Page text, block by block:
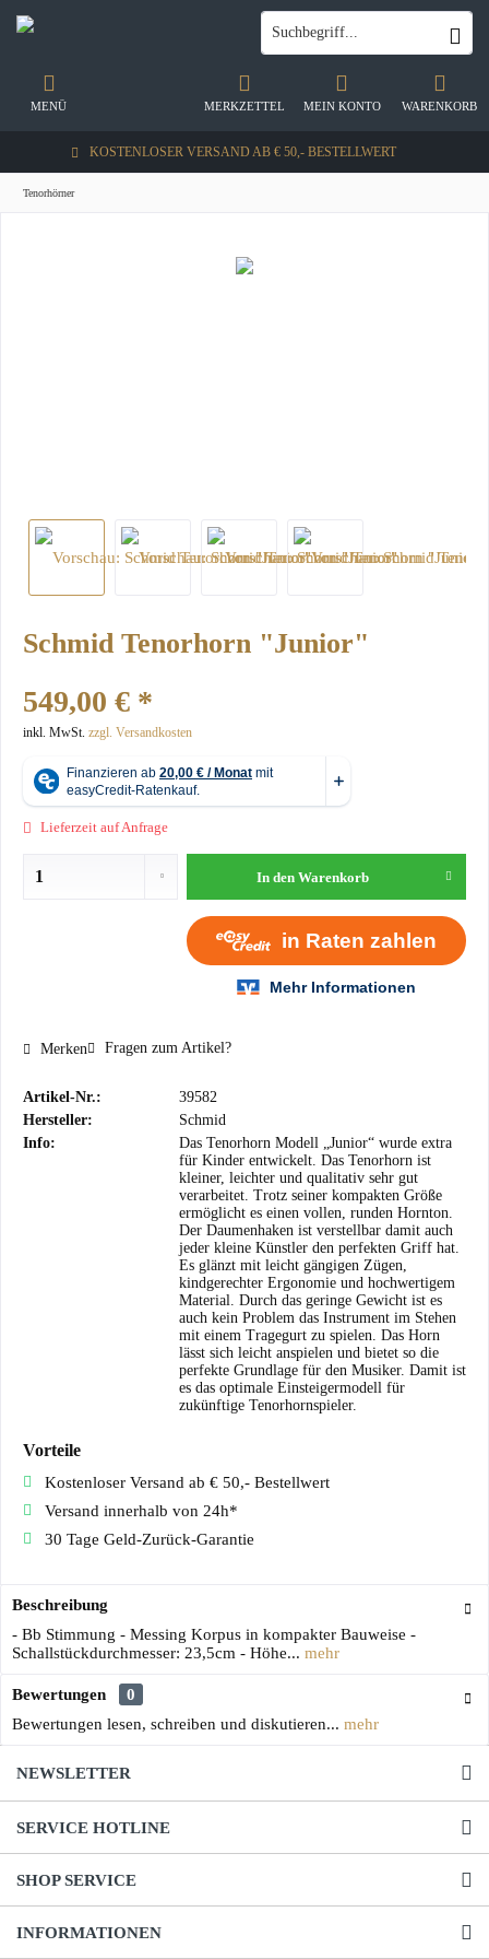
KOSTENLOSER VERSAND AB € 50,- BESTELLWERT
WARENKORB
MERKZETTEL MEIN KONTO
MENÜ
Tenorhörner
Schmid Tenorhorn "Junior"
549,00 € *
inkl. MwSt. zzgl. Versandkosten
Lieferzeit auf Anfrage
In den Warenkorb
Merken Fragen zum Artikel?
Artikel-Nr.:
39582
Hersteller:
Schmid
Info:
Das Tenorhorn Modell „Junior“ wurde extra
für Kinder entwickelt. Das Tenorhorn ist
kleiner, leichter und qualitativ sehr gut
verarbeitet. Trotz seiner kompakten Größe
ermöglicht es einen vollen, runden Hornton.
Der Daumenhaken ist verstellbar damit auch
jeder kleine Künstler den perfekten Griff hat.
Es glänzt mit leicht gängigen Zügen,
kindgerechter Ergonomie und hochwertigem
Material. Durch das geringe Gewicht ist es
auch kein Problem das Instrument im Stehen
mit einem Tragegurt zu spielen. Das Horn
lässt sich leicht anspielen und bietet so die
perfekte Grundlage für den Musiker. Damit ist
es das optimale Einsteigermodell für
zukünftige Tenorhornspieler.
Vorteile
Kostenloser Versand ab € 50,- Bestellwert
Versand innerhalb von 24h*
30 Tage Geld-Zurück-Garantie
Beschreibung
- Bb Stimmung - Messing Korpus in kompakter Bauweise -
Schallstückdurchmesser: 23,5cm - Höhe... mehr
Bewertungen
0
Bewertungen lesen, schreiben und diskutieren... mehr
NEWSLETTER
SERVICE HOTLINE
SHOP SERVICE
INFORMATIONEN